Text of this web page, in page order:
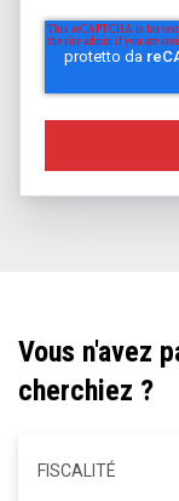
Vous n'avez
cherchiez ?
FISCALITÉ